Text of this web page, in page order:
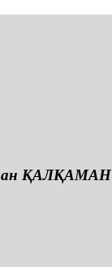
ҚАЛҚАМАН